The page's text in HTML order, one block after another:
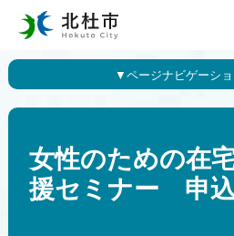
女性のための在
援セミナー 申